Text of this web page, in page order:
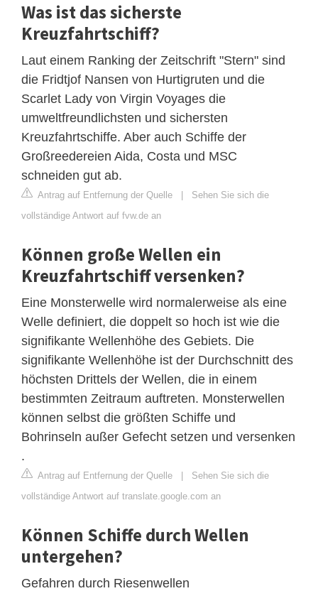
Was ist das sicherste
Kreuzfahrtschiff?
Laut einem Ranking der Zeitschrift "Stern" sind
die Fridtjof Nansen von Hurtigruten und die
Scarlet Lady von Virgin Voyages die
umweltfreundlichsten und sichersten
Kreuzfahrtschiffe. Aber auch Schiffe der
Großreedereien Aida, Costa und MSC
schneiden gut ab.
Antrag auf Entfernung der Quelle | Sehen Sie sich die
vollständige Antwort auf fvw.de an
Können große Wellen ein
Kreuzfahrtschiff versenken?
Eine Monsterwelle wird normalerweise als eine
Welle definiert, die doppelt so hoch ist wie die
signifikante Wellenhöhe des Gebiets. Die
signifikante Wellenhöhe ist der Durchschnitt des
höchsten Drittels der Wellen, die in einem
bestimmten Zeitraum auftreten. Monsterwellen
können selbst die größten Schiffe und
Bohrinseln außer Gefecht setzen und versenken
.
Antrag auf Entfernung der Quelle | Sehen Sie sich die
vollständige Antwort auf translate.google.com an
Können Schiffe durch Wellen
untergehen?
Gefahren durch Riesenwellen